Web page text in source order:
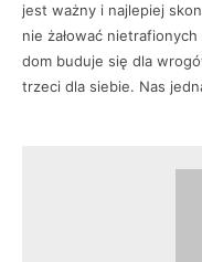
jest ważny i najlepiej
nie żałować
dom buduje się dla
trzeci dla siebie. Nas